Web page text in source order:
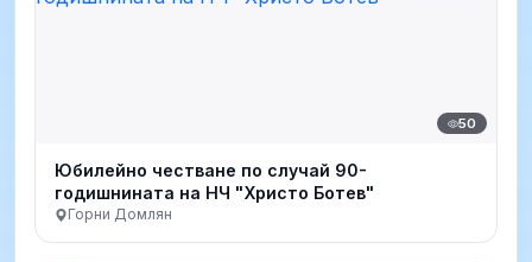
50
Юбилейно честване по случай 90-
годишнината на НЧ "Христо Ботев"
Горни Домлян